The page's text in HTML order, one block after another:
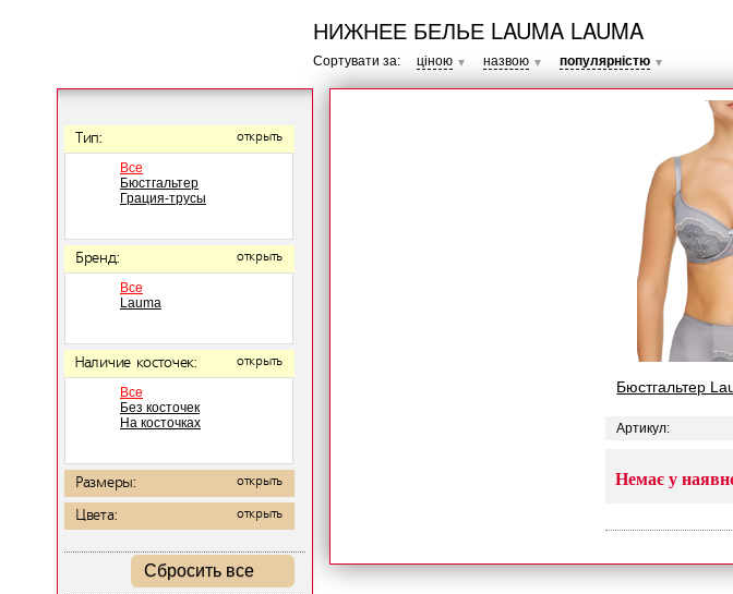
Тип: открыть
Все
Бюстгальтер
Грация-трусы
Бренд: открыть
Все
Lauma
Наличие косточек: открыть
Все
Без косточек
На косточках
Размеры: открыть
Цвета: открыть
Сбросить все
НИЖНЕЕ БЕЛЬЕ LAUMA LAUMA
Сортувати за: ціною ▼ назвою ▼ популярністю ▼
Бюстгальтер
Артикул:
Немає у